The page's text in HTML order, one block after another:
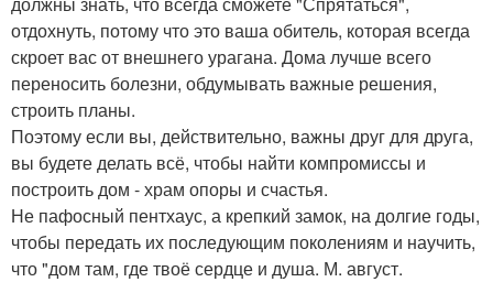
отдохнуть, потому что это ваша обитель, которая всегда
скроет вас от внешнего урагана. Дома лучше всего
переносить болезни, обдумывать важные решения,
строить планы.
Поэтому если вы, действительно, важны друг для друга,
вы будете делать всё, чтобы найти компромиссы и
построить дом - храм опоры и счастья.
Не пафосный пентхаус, а крепкий замок, на долгие годы,
чтобы передать их последующим поколениям и научить,
что "дом там, где твоё сердце и душа. М. август.